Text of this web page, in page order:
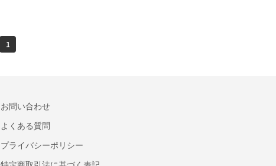
1
お問い合わせ
よくある質問
プライバシーポリシー